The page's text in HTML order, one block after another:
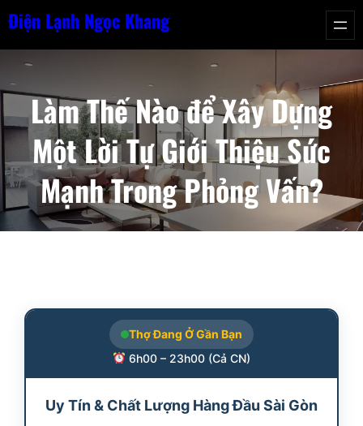
Chuyển
nội
Điện Lạnh Ngọc Khang
Làm Thế Nào để Xây Dựng
Một Lời Tự Giới Thiệu Sức
Mạnh Trong Phỏng Vấn?
Thợ Đang Ở Gần Bạn
6h00 – 23h00 (Cả CN)
Uy Tín & Chất Lượng Hàng Đầu Sài Gòn